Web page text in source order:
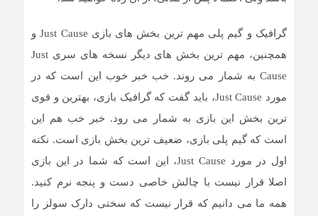
گرافیک و گیم پلی مهم ترین بخش های بازی Just Cause و
همچنین، مهم ترین بخش های دیگر نسخه های سری Just
Cause به شمار می روند. خب خبر خوب این است که در
مورد Just Cause، باید گفت که گرافیک بازی، بهترین و قوی
ترین بخش این بازی به شمار می رود. خبر خب هم این
است که گیم پلی بازی، ضعیف‌ ترین بخش بازی است. نکته
اول در مورد Just Cause، این است که شما در این بازی
اصلا قرار نیست با چالش خاصی دست و پنجه نرم کنید.
همه ما می دانیم که قرار نیست که سختی دارک سولز را